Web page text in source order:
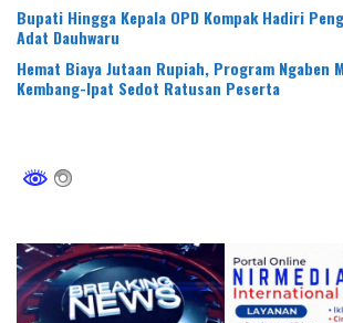
Bupati Hingga Kepala OPD Kompak Hadiri
Adat Dauhwaru
Hemat Biaya Jutaan Rupiah, Program Ngaben
Kembang-Ipat Sedot Ratusan Peserta